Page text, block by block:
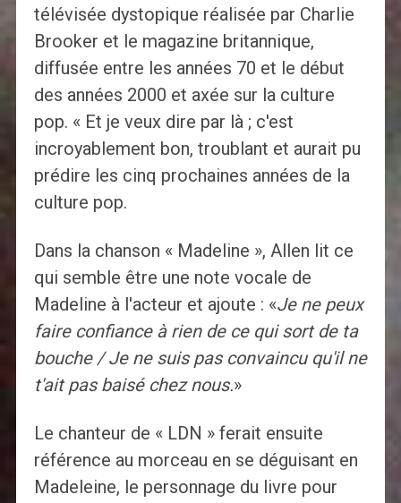
télévisée dystopique réalisée par Charlie
Brooker et le magazine britannique,
diffusée entre les années 70 et le début
des années 2000 et axée sur la culture
pop. « Et je veux dire par là ; c'est
incroyablement bon, troublant et aurait pu
prédire les cinq prochaines années de la
culture pop.
Dans la chanson « Madeline », Allen lit ce
qui semble être une note vocale de
Madeline à l'acteur et ajoute : «Je ne peux
faire confiance à rien de ce qui sort de ta
bouche / Je ne suis pas convaincu qu'il ne
t'ait pas baisé chez nous.»
Le chanteur de « LDN » ferait ensuite
référence au morceau en se déguisant en
Madeleine, le personnage du livre pour